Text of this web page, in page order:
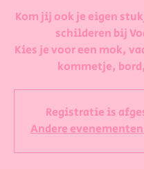
Kom jij ook je eigen
schilderen bij
Kies je voor een mok,
kommetje,
Registratie is
Andere